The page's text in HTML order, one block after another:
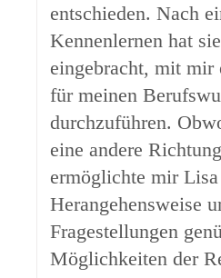
entschieden. Nach
Kennenlernen hat
eingebracht, mit mir
für meinen
durchzuführen.
eine andere
ermöglichte mir
Herangehensweise
Fragestellungen
Möglichkeiten der